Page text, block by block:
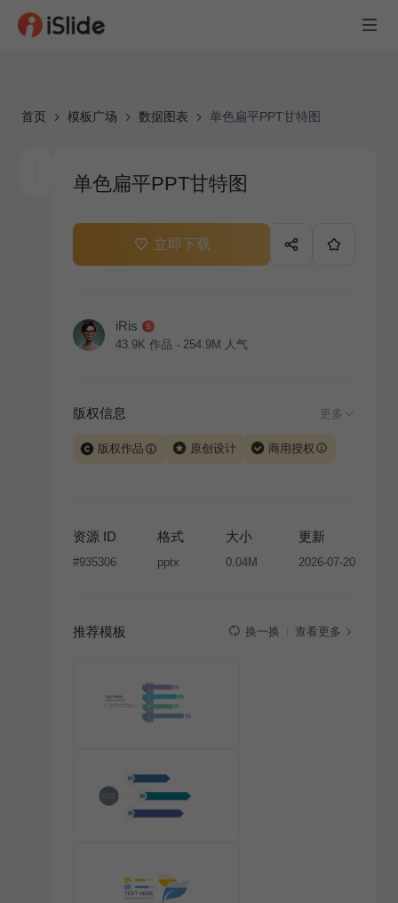
首页 模板广场 数据图表 单色扁平PPT甘特图
单色扁平PPT甘特图
立即下载
iRis
43.9K 作品 254.9M 人气
版权信息 更多
版权作品 原创设计 商用授权
版权声明
条款，禁止任何形式的转让、出售或出租，未
经投权许可任何人不得擅自转载和分发，否则将接照我
资源 ID
#935306
格式
pptx
大小
0.04M
更新
2026-07-20
推荐模板 换一换 查看更多